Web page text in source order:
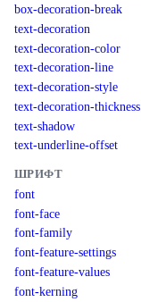
box-decoration-break
text-decoration
text-decoration-color
text-decoration-line
text-decoration-style
text-decoration-thickness
text-shadow
text-underline-offset
ШРИФТ
font
font-face
font-family
font-feature-settings
font-feature-values
font-kerning